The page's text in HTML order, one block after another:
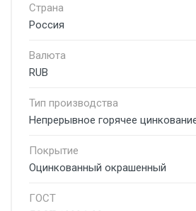
Страна
Россия
Валюта
RUB
Тип производства
Непрерывное горячее
Покрытие
Оцинкованный окрашенный
ГОСТ